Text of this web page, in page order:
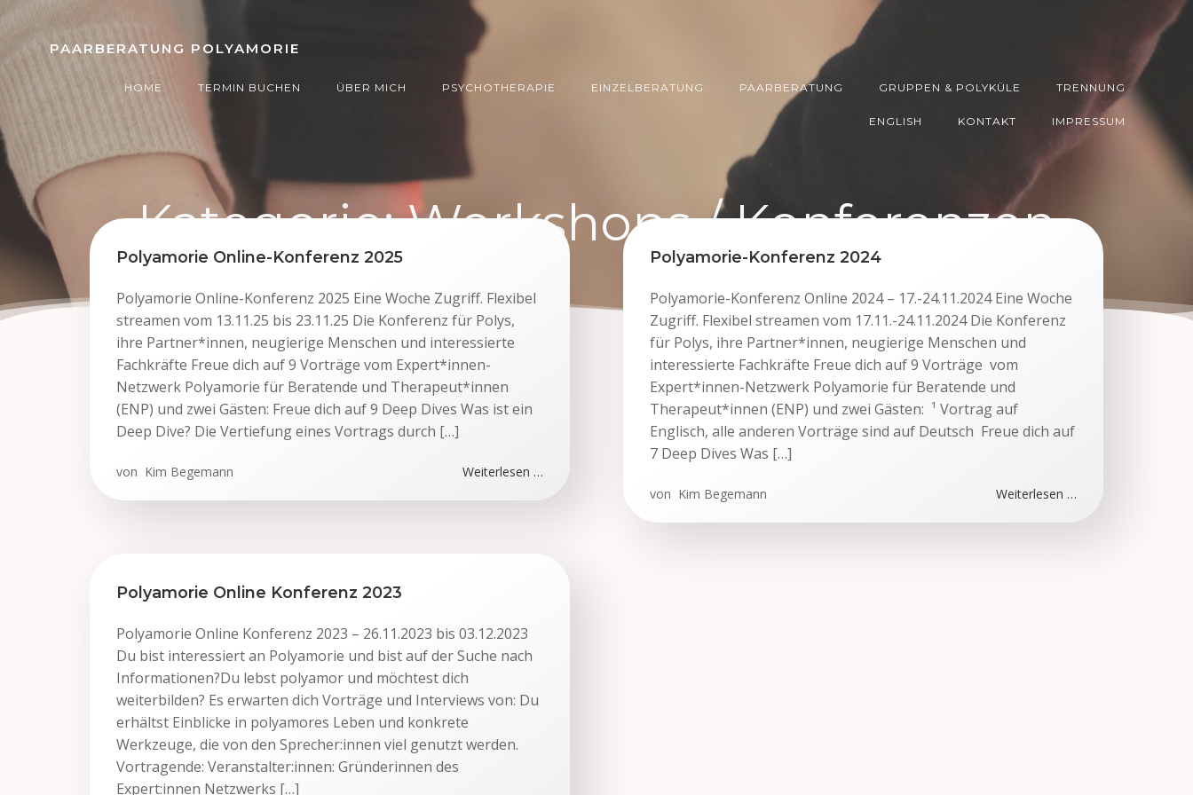
springenPAARBERATUNG POLYAMORIE
HOME TERMIN BUCHEN ÜBER MICH PSYCHOTHERAPIE EINZELBERATUNG PAARBERATUNG GRUPPEN & POLYKÜLE TRENNUNG
ENGLISH KONTAKT IMPRESSUM
Kategorie:Workshops / Konferenzen
Polyamorie Online-Konferenz 2025
Polyamorie Online-Konferenz 2025 Eine Woche Zugriff. Flexibel
streamen vom 13.11.25 bis 23.11.25 Die Konferenz für Polys,
ihre Partner*innen, neugierige Menschen und interessierte
Fachkräfte Freue dich auf 9 Vorträge vom Expert*innen-
Netzwerk Polyamorie für Beratende und Therapeut*innen
(ENP) und zwei Gästen: Freue dich auf 9 Deep Dives Was ist ein
Deep Dive? Die Vertiefung eines Vortrags durch […]
von Kim Begemann Weiterlesen …
Polyamorie-Konferenz 2024
Polyamorie-Konferenz Online 2024 – 17.-24.11.2024 Eine Woche
Zugriff. Flexibel streamen vom 17.11.-24.11.2024 Die Konferenz
für Polys, ihre Partner*innen, neugierige Menschen und
interessierte Fachkräfte Freue dich auf 9 Vorträge vom
Expert*innen-Netzwerk Polyamorie für Beratende und
Therapeut*innen (ENP) und zwei Gästen: ¹ Vortrag auf
Englisch, alle anderen Vorträge sind auf Deutsch Freue dich auf
7 Deep Dives Was […]
von Kim Begemann Weiterlesen …
Polyamorie Online Konferenz 2023
Polyamorie Online Konferenz 2023 – 26.11.2023 bis 03.12.2023
Du bist interessiert an Polyamorie und bist auf der Suche nach
Informationen?Du lebst polyamor und möchtest dich
weiterbilden? Es erwarten dich Vorträge und Interviews von: Du
erhältst Einblicke in polyamores Leben und konkrete
Werkzeuge, die von den Sprecher:innen viel genutzt werden.
Vortragende: Veranstalter:innen: Gründerinnen des
Expert:innen Netzwerks […]